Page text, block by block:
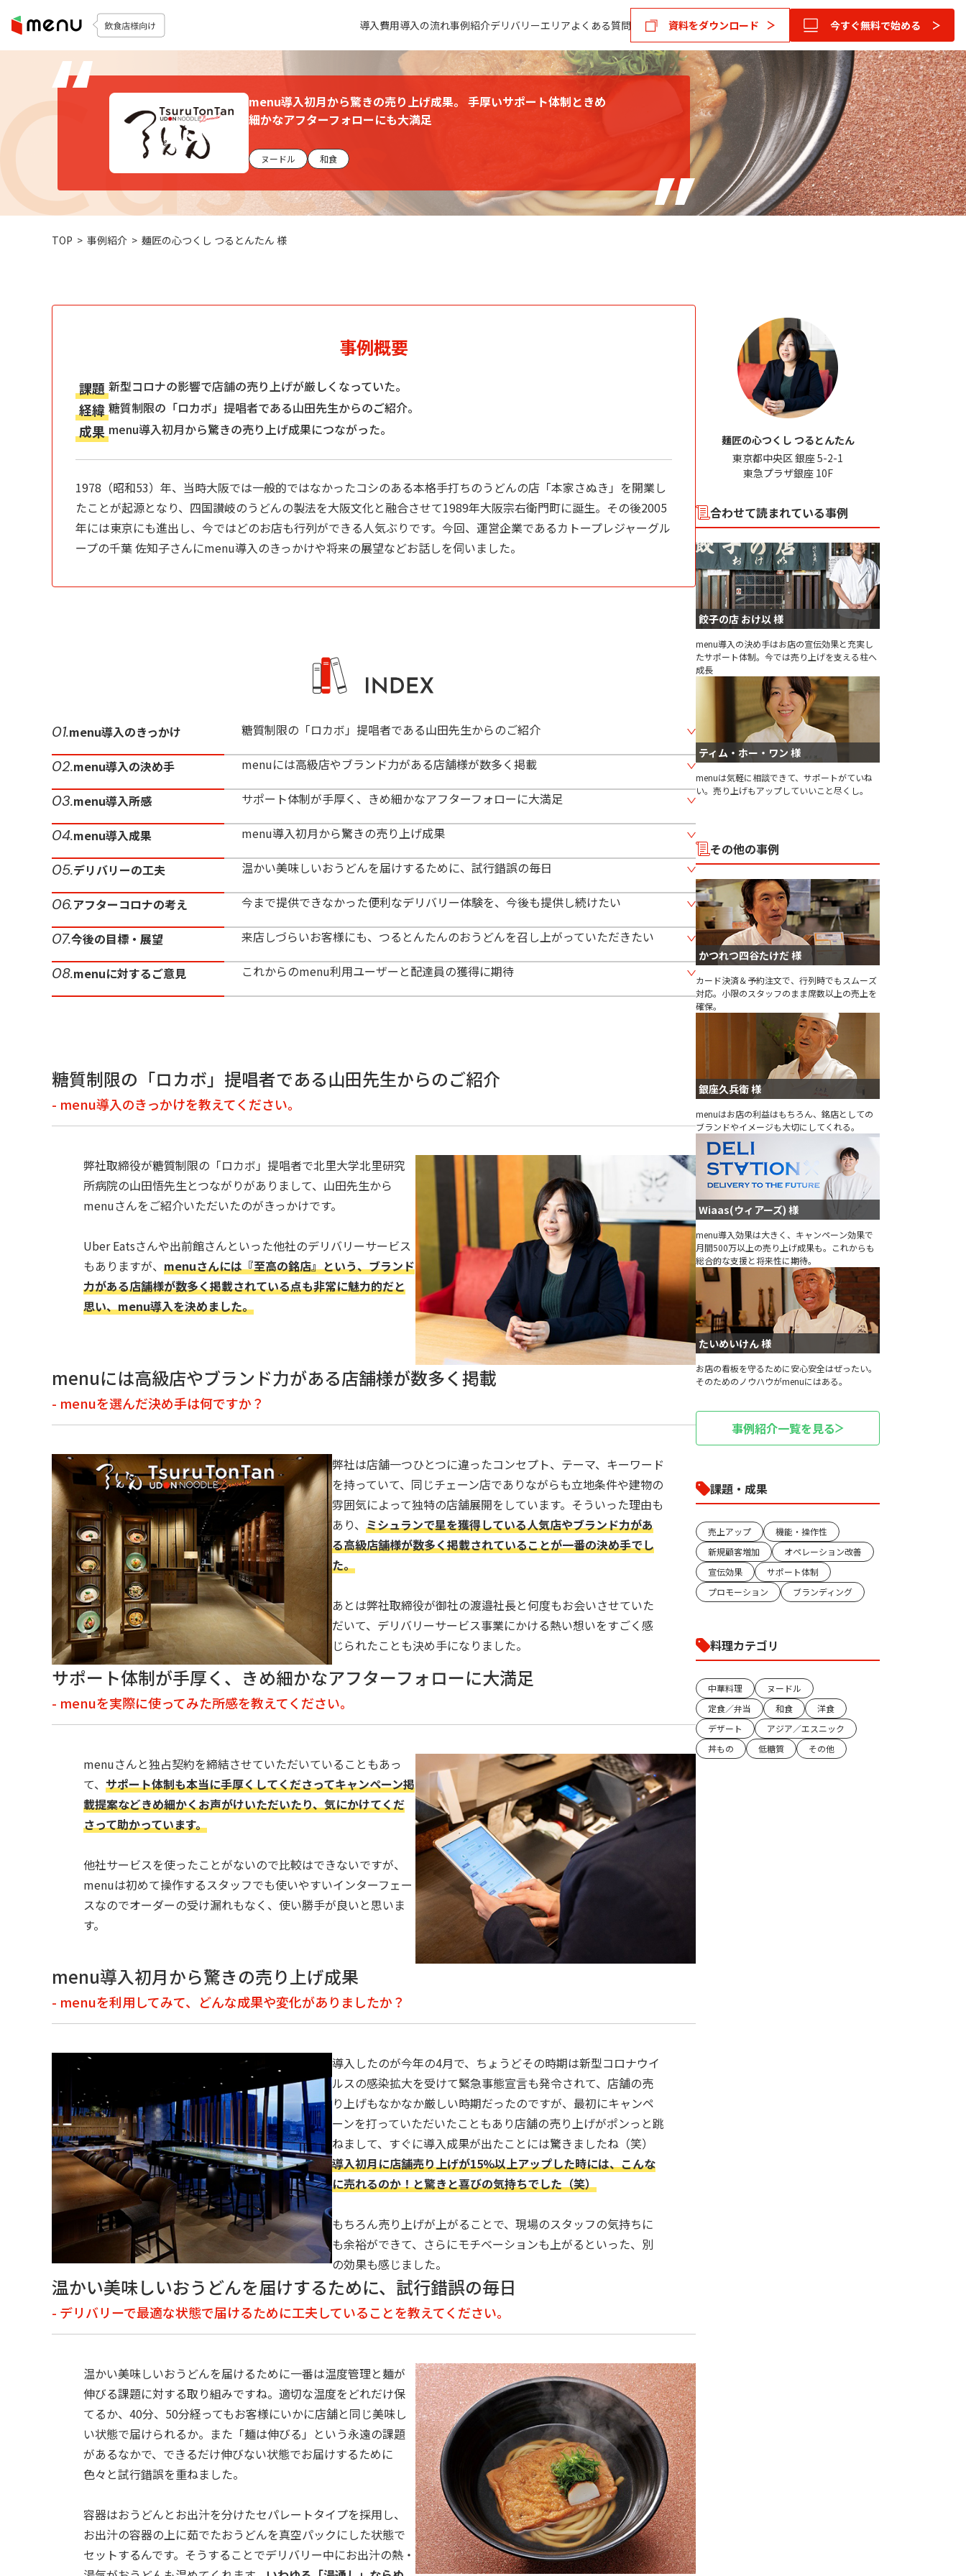
導入費用導入の流れ事例紹介デリバリーエリアよくある質問 資料をダウンロード 今すぐ無料で始める
menu導入初月から驚きの売り上げ成果。 手厚いサポート体制ときめ
細かなアフターフォローにも大満足
ヌードル 和食
TOP > 事例紹介 > 麺匠の心つくし つるとんたん 様
事例概要
課題 新型コロナの影響で店舗の売り上げが厳しくなっていた。
経緯 糖質制限の「ロカボ」提唱者である山田先生からのご紹介。
成果 menu導入初月から驚きの売り上げ成果につながった。
1978（昭和53）年、当時大阪では一般的ではなかったコシのある本格手打ちのうどんの店「本家さぬき」を開業し
たことが起源となり、四国讃岐のうどんの製法を大阪文化と融合させて1989年大阪宗右衛門町に誕生。その後2005
年には東京にも進出し、今ではどのお店も行列ができる人気ぶりです。今回、運営企業であるカトープレジャーグル
ープの千葉 佐知子さんにmenu導入のきっかけや将来の展望などお話しを伺いました。
01.menu導入のきっかけ 糖質制限の「ロカボ」提唱者である山田先生からのご紹介
02.menu導入の決め手 menuには高級店やブランド力がある店舗様が数多く掲載
03.menu導入所感 サポート体制が手厚く、きめ細かなアフターフォローに大満足
04.menu導入成果 menu導入初月から驚きの売り上げ成果
05.デリバリーの工夫 温かい美味しいおうどんを届けするために、試行錯誤の毎日
06.アフターコロナの考え 今まで提供できなかった便利なデリバリー体験を、今後も提供し続けたい
07.今後の目標・展望 来店しづらいお客様にも、つるとんたんのおうどんを召し上がっていただきたい
08.menuに対するご意見 これからのmenu利用ユーザーと配達員の獲得に期待
糖質制限の「ロカボ」提唱者である山田先生からのご紹介
- menu導入のきっかけを教えてください。
弊社取締役が糖質制限の「ロカボ」提唱者で北里大学北里研究
所病院の山田悟先生とつながりがありまして、山田先生から
menuさんをご紹介いただいたのがきっかけです。
Uber Eatsさんや出前館さんといった他社のデリバリーサービス
もありますが、 menuさんには『至高の銘店』という、ブランド
力がある店舗様が数多く掲載されている点も非常に魅力的だと
思い、menu導入を決めました。
menuには高級店やブランド力がある店舗様が数多く掲載
- menuを選んだ決め手は何ですか？
弊社は店舗一つひとつに違ったコンセプト、テーマ、キーワード
を持っていて、同じチェーン店でありながらも立地条件や建物の
雰囲気によって独特の店舗展開をしています。そういった理由も
あり、 ミシュランで星を獲得している人気店やブランド力があ
る高級店舗様が数多く掲載されていることが一番の決め手でし
た。
あとは弊社取締役が御社の渡邉社長と何度もお会いさせていた
だいて、デリバリーサービス事業にかける熱い想いをすごく感
じられたことも決め手になりました。
サポート体制が手厚く、きめ細かなアフターフォローに大満足
- menuを実際に使ってみた所感を教えてください。
menuさんと独占契約を締結させていただいていることもあっ
て、 サポート体制も本当に手厚くしてくださってキャンペーン掲
載提案などきめ細かくお声がけいただいたり、気にかけてくだ
さって助かっています。
他社サービスを使ったことがないので比較はできないですが、
menuは初めて操作するスタッフでも使いやすいインターフェー
スなのでオーダーの受け漏れもなく、使い勝手が良いと思いま
す。
menu導入初月から驚きの売り上げ成果
- menuを利用してみて、どんな成果や変化がありましたか？
導入したのが今年の4月で、ちょうどその時期は新型コロナウイ
ルスの感染拡大を受けて緊急事態宣言も発令されて、店舗の売
り上げもなかなか厳しい時期だったのですが、最初にキャンペ
ーンを打っていただいたこともあり店舗の売り上げがポンっと跳
ねまして、すぐに導入成果が出たことには驚きましたね（笑）
導入初月に店舗売り上げが15%以上アップした時には、こんな
に売れるのか！と驚きと喜びの気持ちでした（笑）
もちろん売り上げが上がることで、現場のスタッフの気持ちに
も余裕ができて、さらにモチベーションも上がるといった、別
の効果も感じました。
温かい美味しいおうどんを届けするために、試行錯誤の毎日
- デリバリーで最適な状態で届けるために工夫していることを教えてください。
温かい美味しいおうどんを届けるために一番は温度管理と麺が
伸びる課題に対する取り組みですね。適切な温度をどれだけ保
てるか、40分、50分経ってもお客様にいかに店舗と同じ美味し
い状態で届けられるか。また「麺は伸びる」という永遠の課題
があるなかで、できるだけ伸びない状態でお届けするために
色々と試行錯誤を重ねました。
容器はおうどんとお出汁を分けたセパレートタイプを採用し、
お出汁の容器の上に茹でたおうどんを真空パックにした状態で
セットするんです。そうすることでデリバリー中にお出汁の熱・
麺匠の心つくし つるとんたん
東京都中央区 銀座 5-2-1
東急プラザ銀座 10F
合わせて読まれている事例
餃子の店 おけ以 様
menu導入の決め手はお店の宣伝効果と充実し
たサポート体制。今では売り上げを支える柱へ
成長
ティム・ホー・ワン 様
menuは気軽に相談できて、サポートがていね
い。売り上げもアップしていいこと尽くし。
その他の事例
かつれつ四谷たけだ 様
カード決済＆予約注文で、行列時でもスムーズ
対応。小限のスタッフのまま席数以上の売上を
確保。
銀座久兵衛 様
menuはお店の利益はもちろん、銘店としての
ブランドやイメージも大切にしてくれる。
Wiaas(ウィアーズ) 様
menu導入効果は大きく、キャンペーン効果で
月間500万以上の売り上げ成果も。これからも
総合的な支援と将来性に期待。
たいめいけん 様
お店の看板を守るために安心安全はぜったい。
そのためのノウハウがmenuにはある。
事例紹介一覧を見る
課題・成果
売上アップ
機能・操作性
新規顧客増加
オペレーション改善
宣伝効果
サポート体制
プロモーション
ブランディング
料理カテゴリ
中華料理
ヌードル
定食／弁当
和食
洋食
デザート
アジア／エスニック
丼もの
低糖質 その他